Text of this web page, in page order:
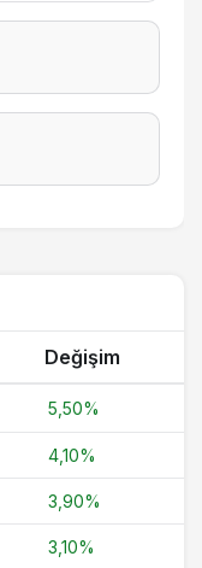
Değişim
5,50%
4,10%
3,90%
3,10%